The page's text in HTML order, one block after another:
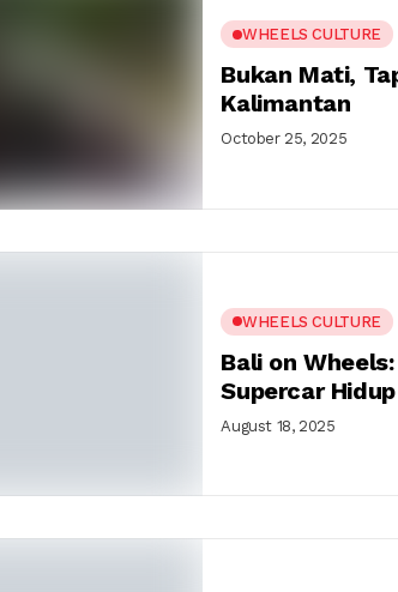
WHEELS CULTURE
Bukan Mati,
Kalimantan
October 25, 2025
WHEELS CULTURE
Bali on
Supercar
August 18, 2025